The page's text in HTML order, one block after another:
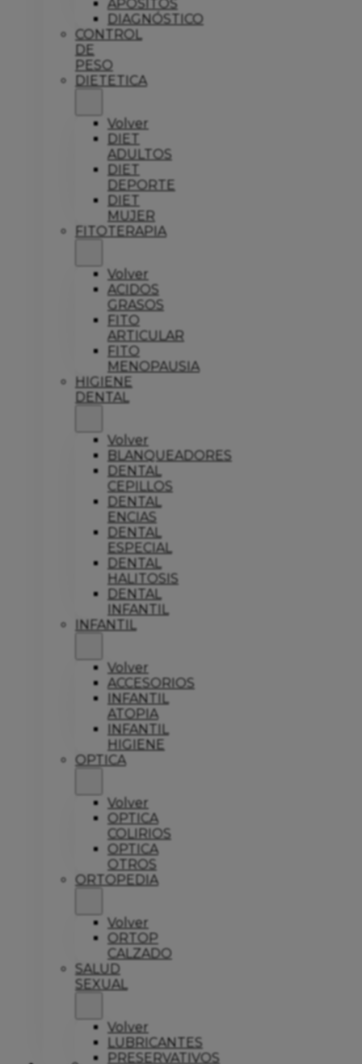
APÓSITOS
DIAGNÓSTICO
CONTROL
DE
PESO
DIETETICA
Volver
DIET
ADULTOS
DIET
DEPORTE
DIET
MUJER
FITOTERAPIA
Volver
ACIDOS
GRASOS
FITO
ARTICULAR
FITO
MENOPAUSIA
HIGIENE
DENTAL
Volver
BLANQUEADORES
DENTAL
CEPILLOS
DENTAL
ENCIAS
DENTAL
ESPECIAL
DENTAL
HALITOSIS
DENTAL
INFANTIL
INFANTIL
Volver
ACCESORIOS
INFANTIL
ATOPIA
INFANTIL
HIGIENE
OPTICA
Volver
OPTICA
COLIRIOS
OPTICA
OTROS
ORTOPEDIA
Volver
ORTOP
CALZADO
SALUD
SEXUAL
Volver
LUBRICANTES
PRESERVATIVOS